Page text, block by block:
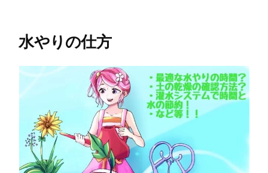
水やりの仕方